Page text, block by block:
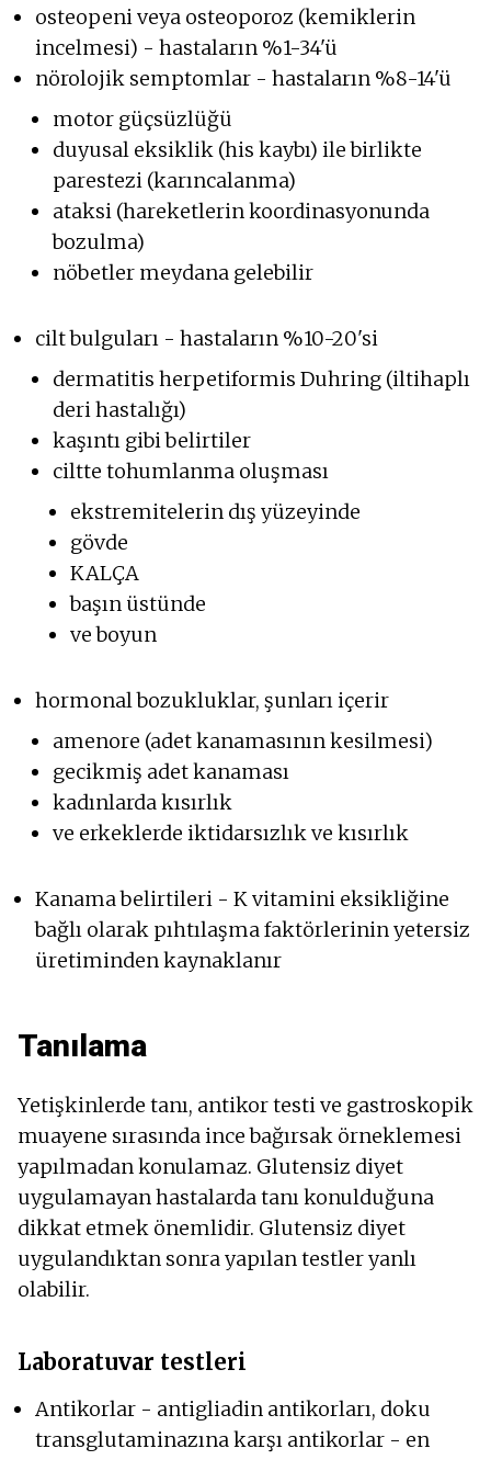
osteopeni veya osteoporoz (kemiklerin
incelmesi) - hastaların %1-34'ü
nörolojik semptomlar - hastaların %8-14'ü
motor güçsüzlüğü
duyusal eksiklik (his kaybı) ile birlikte
parestezi (karıncalanma)
ataksi (hareketlerin koordinasyonunda
bozulma)
nöbetler meydana gelebilir
cilt bulguları - hastaların %10-20'si
dermatitis herpetiformis Duhring (iltihaplı
deri hastalığı)
kaşıntı gibi belirtiler
ciltte tohumlanma oluşması
ekstremitelerin dış yüzeyinde
gövde
KALÇA
başın üstünde
ve boyun
hormonal bozukluklar, şunları içerir
amenore (adet kanamasının kesilmesi)
gecikmiş adet kanaması
kadınlarda kısırlık
ve erkeklerde iktidarsızlık ve kısırlık
Kanama belirtileri - K vitamini eksikliğine
bağlı olarak pıhtılaşma faktörlerinin yetersiz
üretiminden kaynaklanır
Tanılama
Yetişkinlerde tanı, antikor testi ve gastroskopik
muayene sırasında ince bağırsak örneklemesi
yapılmadan konulamaz. Glutensiz diyet
uygulamayan hastalarda tanı konulduğuna
dikkat etmek önemlidir. Glutensiz diyet
uygulandıktan sonra yapılan testler yanlı
olabilir.
Laboratuvar testleri
Antikorlar - antigliadin antikorları, doku
transglutaminazına karşı antikorlar - en